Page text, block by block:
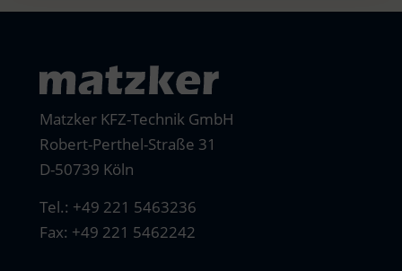
Matzker KFZ-Technik GmbH
Robert-Perthel-Straße 31
D-50739 Köln
Tel.: +49 221 5463236
Fax: +49 221 5462242